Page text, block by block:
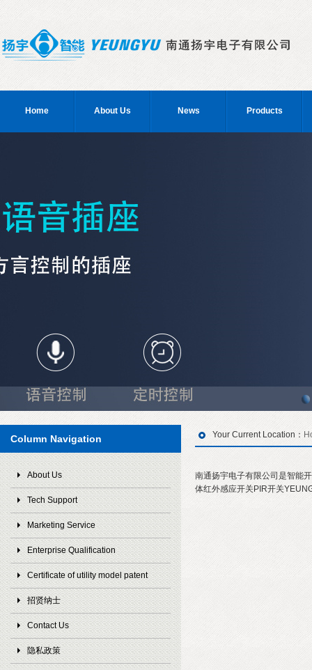
Home About Us News Products
Column Navigation
About Us
Tech Support
Marketing Service
Enterprise Qualification
Certificate of utility model patent
招贤纳士
Contact Us
隐私政策
Your Current Location：
南通扬宇电子有限公司是智能
体红外感应开关PIR开关